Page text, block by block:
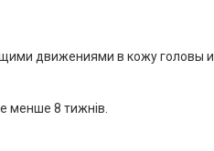
движениями в кожу головы и
менше 8 тижнів.